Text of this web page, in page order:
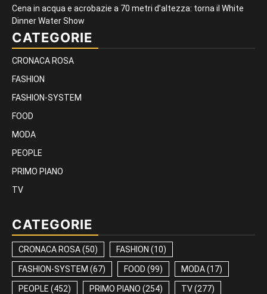
Cena in acqua e acrobazie a 70 metri d’altezza: torna il White
Dinner Water Show
CATEGORIE
CRONACA ROSA
FASHION
FASHION-SYSTEM
FOOD
MODA
PEOPLE
PRIMO PIANO
TV
CATEGORIE
CRONACA ROSA(50) FASHION (10)
FASHION-SYSTEM (67) FOOD (99) MODA(17)
PEOPLE (452) PRIMO PIANO (254) TV(277)